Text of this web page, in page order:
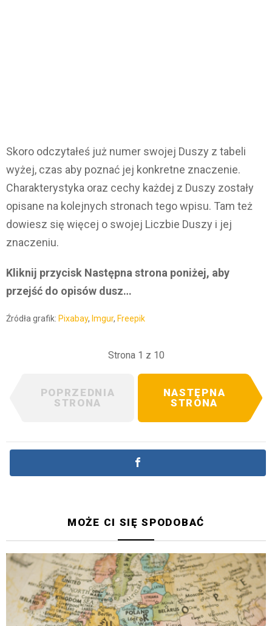
Skoro odczytałeś już numer swojej Duszy z tabeli
wyżej, czas aby poznać jej konkretne znaczenie.
Charakterystyka oraz cechy każdej z Duszy zostały
opisane na kolejnych stronach tego wpisu. Tam też
dowiesz się więcej o swojej Liczbie Duszy i jej
znaczeniu.
Kliknij przycisk Następna strona poniżej, aby
przejść do opisów dusz…
Źródła grafik: Pixabay, Imgur, Freepik
Strona 1 z 10
POPRZEDNIA
STRONA
NASTĘPNA
STRONA
MOŻE CI SIĘ SPODOBAĆ